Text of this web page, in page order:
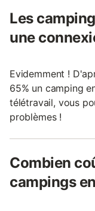
Les
une
Evidemment !
65% un camping
télétravail, vous
problèmes !
Combien
campings